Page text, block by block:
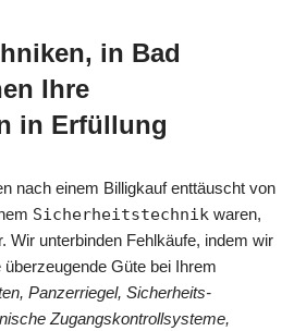
in Bad
Ihre
in Erfüllung
nach einem Billigkauf enttäuscht von
Sicherheitstechnik waren,
Wir unterbinden Fehlkäufe, indem wir
Güte bei Ihrem
Panzerriegel, Sicherheits-
Zugangskontrollsysteme,